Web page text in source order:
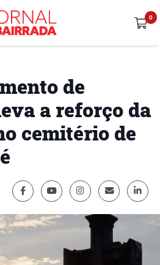
de
a reforço da
cemitério de